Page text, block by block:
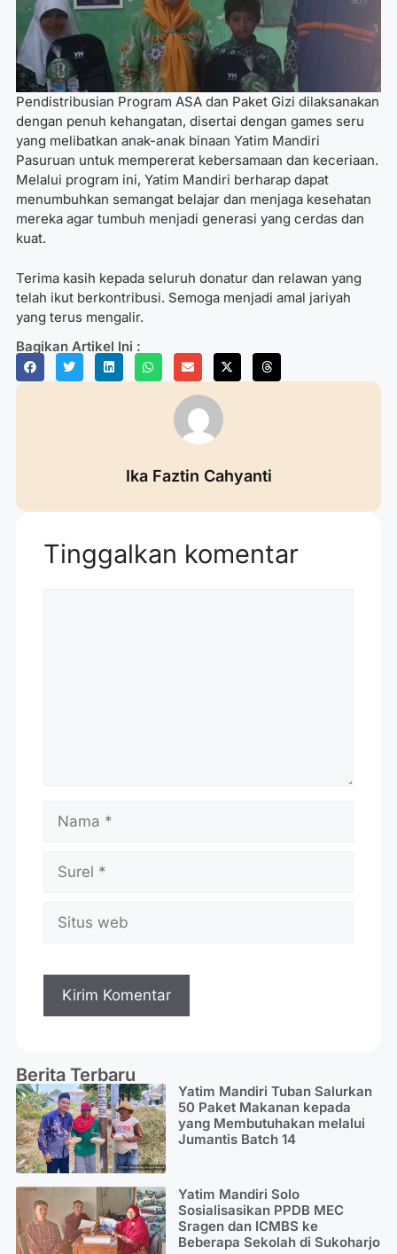
Pendistribusian Program ASA dan Paket Gizi dilaksanakan
dengan penuh kehangatan, disertai dengan games seru
yang melibatkan anak-anak binaan Yatim Mandiri
Pasuruan untuk mempererat kebersamaan dan keceriaan.
Melalui program ini, Yatim Mandiri berharap dapat
menumbuhkan semangat belajar dan menjaga kesehatan
mereka agar tumbuh menjadi generasi yang cerdas dan
kuat.
Terima kasih kepada seluruh donatur dan relawan yang
telah ikut berkontribusi. Semoga menjadi amal jariyah
yang terus mengalir.
Bagikan Artikel Ini :
Ika Faztin Cahyanti
Tinggalkan komentar
Berita Terbaru
Yatim Mandiri Tuban Salurkan
50 Paket Makanan kepada
yang Membutuhakan melalui
Jumantis Batch 14
Yatim Mandiri Solo
Sosialisasikan PPDB MEC
Sragen dan ICMBS ke
Beberapa Sekolah di Sukoharjo